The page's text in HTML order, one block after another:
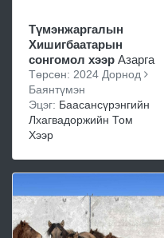
Түмэнжаргалын
Хишигбаатарын
сонгомол хээр Азарга
Төрсөн: 2024 Дорнод
Баянтүмэн
Эцэг: Баасансүрэнгийн
Лхагвадоржийн Том
Хээр